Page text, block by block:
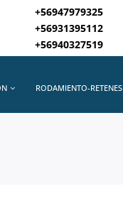
+56947979325
+56931395112
+56940327519
RODAMIENTO-RETENES